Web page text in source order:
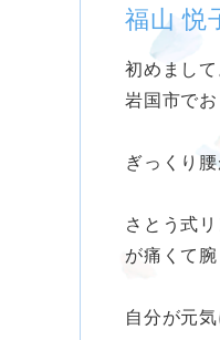
福山 悦
初めまして
岩国市で
ぎっくり
さとう式
が痛くて
自分が元